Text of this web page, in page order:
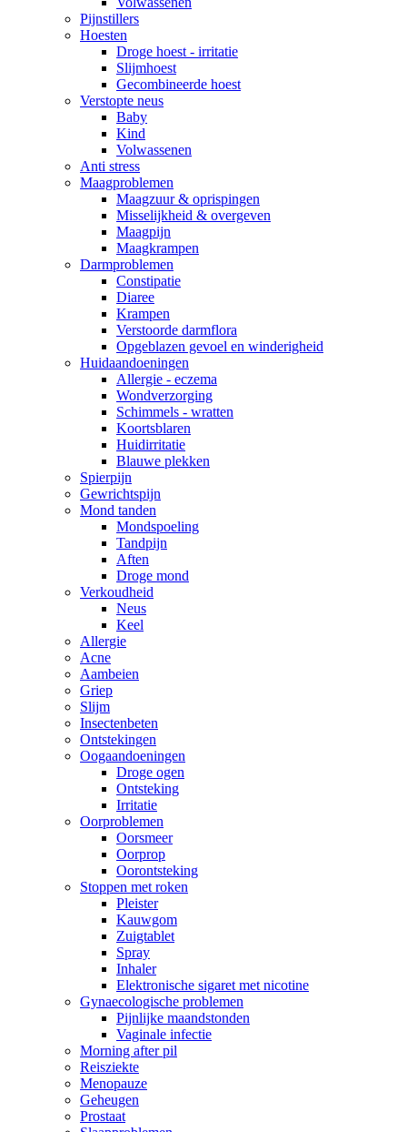
Pijnstillers
Hoesten
Droge hoest - irritatie
Slijmhoest
Gecombineerde hoest
Verstopte neus
Baby
Kind
Volwassenen
Anti stress
Maagproblemen
Maagzuur & oprispingen
Misselijkheid & overgeven
Maagpijn
Maagkrampen
Darmproblemen
Constipatie
Diaree
Krampen
Verstoorde darmflora
Opgeblazen gevoel en winderigheid
Huidaandoeningen
Allergie - eczema
Wondverzorging
Schimmels - wratten
Koortsblaren
Huidirritatie
Blauwe plekken
Spierpijn
Gewrichtspijn
Mond tanden
Mondspoeling
Tandpijn
Aften
Droge mond
Verkoudheid
Neus
Keel
Allergie
Acne
Aambeien
Griep
Slijm
Insectenbeten
Ontstekingen
Oogaandoeningen
Droge ogen
Ontsteking
Irritatie
Oorproblemen
Oorsmeer
Oorprop
Oorontsteking
Stoppen met roken
Pleister
Kauwgom
Zuigtablet
Spray
Inhaler
Elektronische sigaret met nicotine
Gynaecologische problemen
Pijnlijke maandstonden
Vaginale infectie
Morning after pil
Reisziekte
Menopauze
Geheugen
Prostaat